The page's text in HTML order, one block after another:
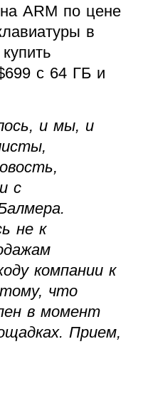
ARM по цене
в
с 64 ГБ и
и мы, и
с
не к
компании к
что
в момент
Прием,